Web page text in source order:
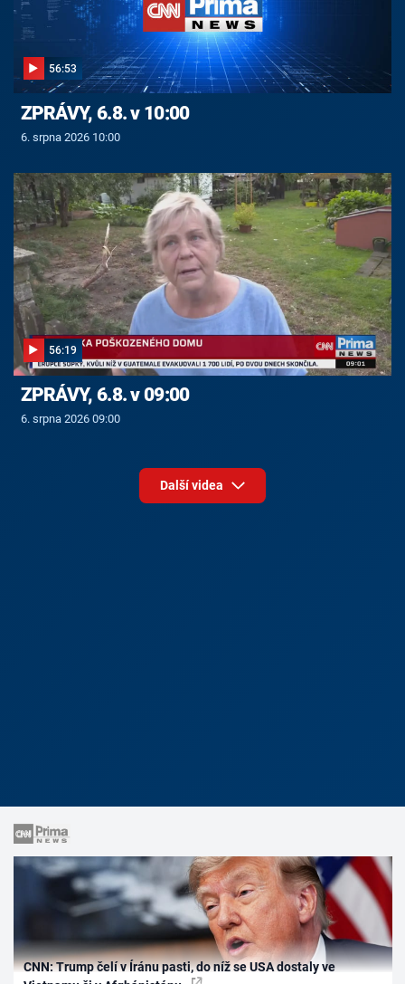
56:53
ZPRÁVY, 6.8. v 10:00
6. srpna 2026 10:00
56:19
ZPRÁVY, 6.8. v 09:00
6. srpna 2026 09:00
Další videa
CNN: Trump čelí v Íránu pasti, do níž se USA dostaly ve